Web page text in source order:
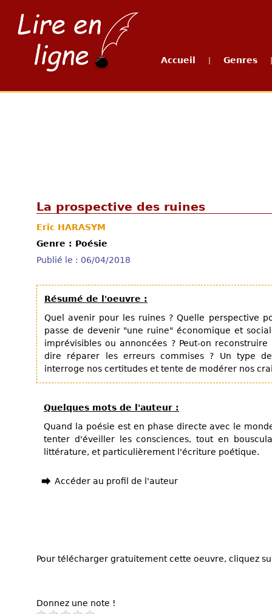
Accueil Genres
La prospective des ruines
Eric HARASYM
Genre : Poésie
Publié le : 06/04/2018
Résumé de l'oeuvre :
Quel avenir pour les ruines ? Quelle perspective
passe de devenir "une ruine" économique et
imprévisibles ou annoncées ? Peut-on
dire réparer les erreurs commises ? Un type
interroge nos certitudes et tente de modérer nos
Quelques mots de l'auteur :
Quand la poésie est en phase directe avec le
tenter d'éveiller les consciences, tout en
littérature, et particulièrement l'écriture poétique.
Accéder au profil de l'auteur
Pour télécharger gratuitement cette oeuvre, cliquez
Donnez une note !